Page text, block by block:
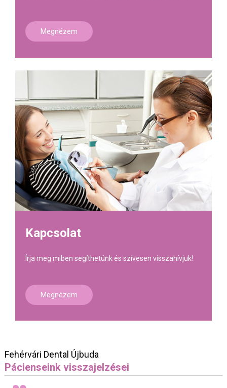
Megnézem
Kapcsolat
Írja meg miben segíthetünk és szívesen visszahívjuk!
Megnézem
Fehérvári Dental Újbuda
Pácienseink visszajelzései